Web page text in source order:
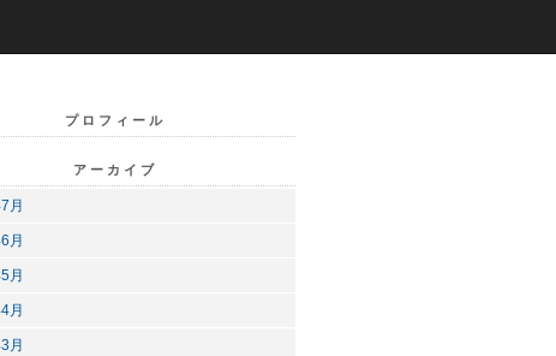
プロフィール
アーカイブ
月
月
月
月
月